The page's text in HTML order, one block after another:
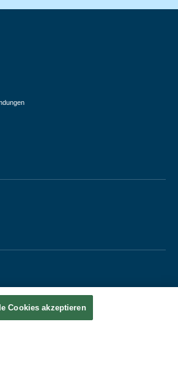
Cookies akzeptieren